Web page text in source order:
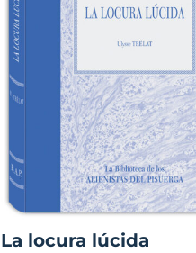
La locura lúcida